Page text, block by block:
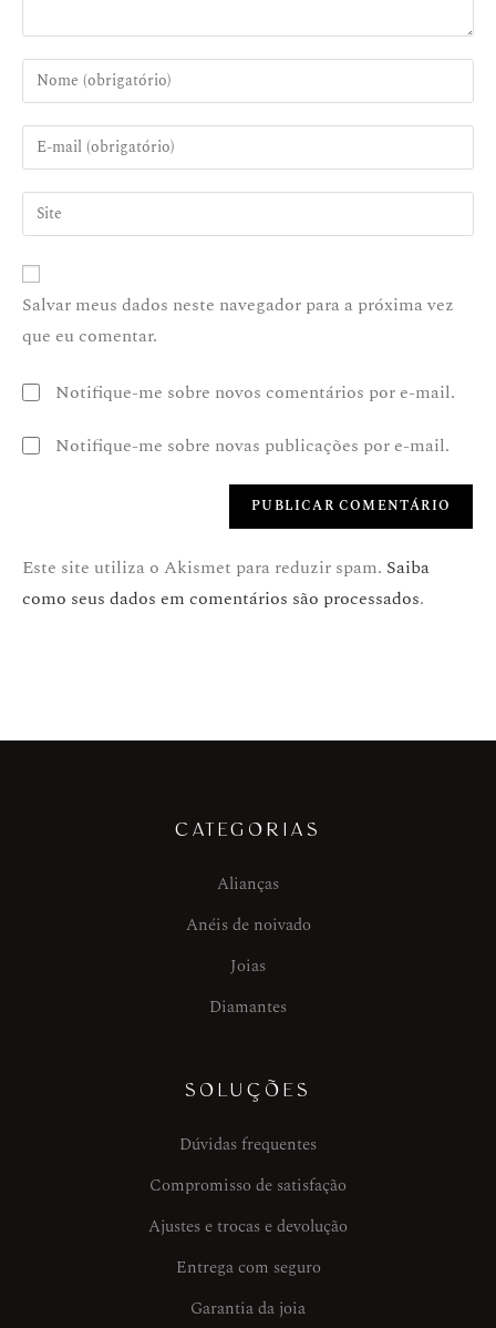
Salvar meus dados neste navegador para a próxima vez
que eu comentar.
Notifique-me sobre novos comentários por e-mail.
Notifique-me sobre novas publicações por e-mail.
Este site utiliza o Akismet para reduzir spam. Saiba
como seus dados em comentários são processados.
CATEGORIAS
Alianças
Anéis de noivado
Joias
Diamantes
SOLUÇÕES
Dúvidas frequentes
Compromisso de satisfação
Ajustes e trocas e devolução
Entrega com seguro
Garantia da joia